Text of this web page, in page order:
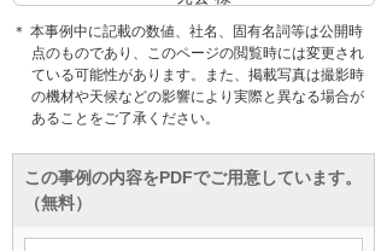
＊ 本事例中に記載の数値、社名、固有名詞等は公開時
点のものであり、このページの閲覧時には変更され
ている可能性があります。また、掲載写真は撮影時
の機材や天候などの影響により実際と異なる場合が
あることをご了承ください。
この事例の内容をPDFでご用意しています。
（無料）